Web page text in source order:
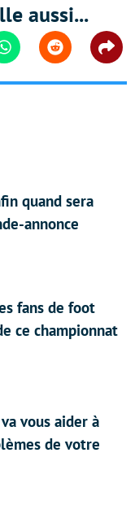
aussi...
WhatsappReddit
quand sera
annonce
fans de foot
ce championnat
vous aider à
de votre